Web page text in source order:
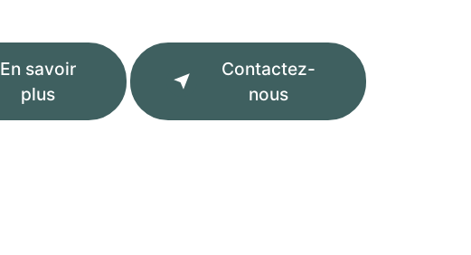
En savoir
plus
Contactez-
nous